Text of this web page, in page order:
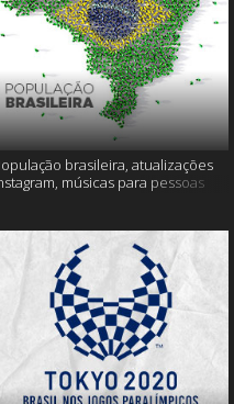
brasileira, atualizações
músicas para pessoas